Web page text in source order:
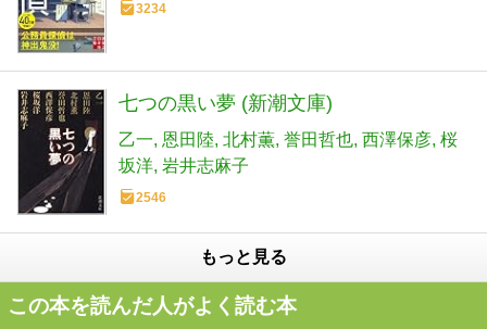
3234
七つの黒い夢 (新潮文庫)
乙一 恩田陸 北村薫 誉田哲也 西澤保彦 桜
坂洋 岩井志麻子
2546
もっと見る
この本を読んだ人がよく読む本